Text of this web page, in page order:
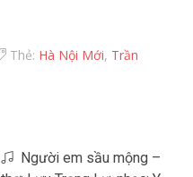
Thẻ: Hà Nội Mới, Trần
Người em sầu mộng –